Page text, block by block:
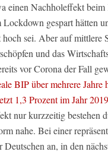
einen Nachholeffekt
gespart hätten
sei. Aber auf mittlere
und das
vor Corona der Fall
BIP über mehrere Jahre
1,3 Prozent im Jahr 2019
nur kurzzeitig bestehen
nahe. Bei einer
Deutschen an, in den